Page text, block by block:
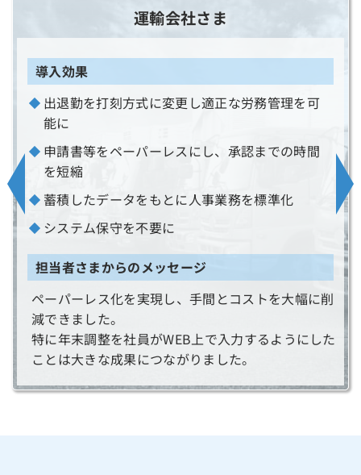
運輸会社さま
導入効果
出退勤を打刻方式に変更し適正な労務管理を可
能に
申請書等をペーパーレスにし、承認までの時間
を短縮
蓄積したデータをもとに人事業務を標準化
システム保守を不要に
担当者さまからのメッセージ
ペーパーレス化を実現し、手間とコストを大幅に削
減できました。
特に年末調整を社員がWEB上で入力するようにした
ことは大きな成果につながりました。